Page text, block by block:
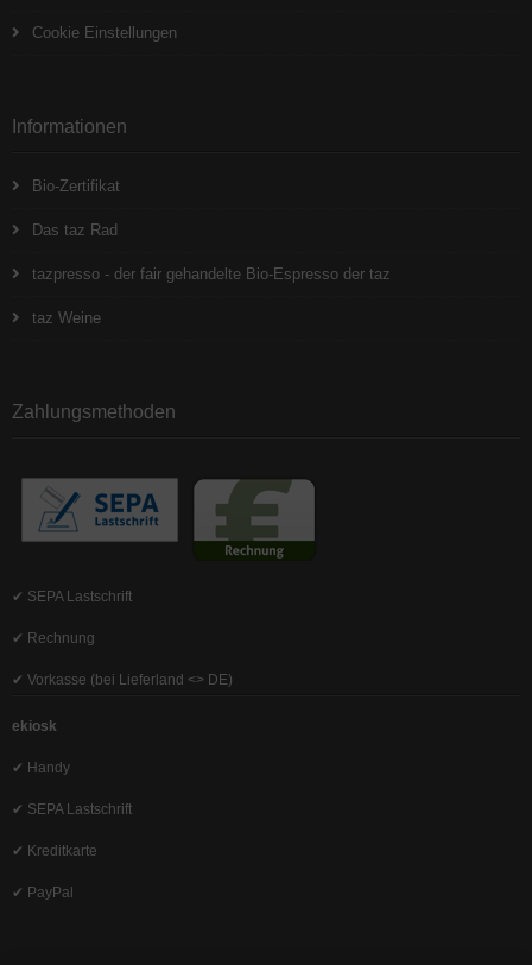
Cookie Einstellungen
Informationen
Bio-Zertifikat
Das taz Rad
tazpresso - der fair gehandelte Bio-Espresso der taz
taz Weine
Zahlungsmethoden
✔ SEPA Lastschrift
✔ Rechnung
✔ Vorkasse (bei Lieferland <> DE)
ekiosk
✔ Handy
✔ SEPA Lastschrift
✔ Kreditkarte
✔ PayPal